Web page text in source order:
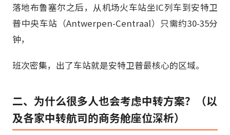
落地布鲁塞尔之后，从机场火车站坐IC列车到安特卫
普中央车站（Antwerpen-Centraal）只需约30-35分
钟，
班次密集，出了车站就是安特卫普最核心的区域。
二、为什么很多人也会考虑中转方案？（以
及各家中转航司的商务舱座位深析）